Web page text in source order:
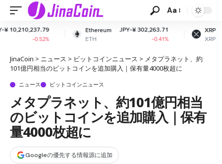
Aa
Ethereum
ETH
JPY-¥ 302,263.71
XRP
XRP
JPY-¥ 164.06
-3.12%
JinaCoin > ニュース > ビットコインニュース > メタプラネット、約
101億円相当のビットコインを追加購入｜保有量4000枚超に
ニュース ビットコインニュース
メタプラネット、約101億円相当
のビットコインを追加購入｜保有
量4000枚超に
Googleの優先する情報源に追加